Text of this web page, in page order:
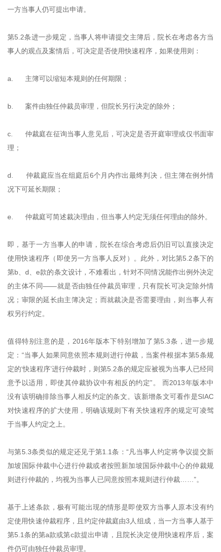
一方当事人仍可提出申请。
第5.2条进一步规定，当事人将申请提交主簿后，院长在考虑各方当
事人的观点及案情后，可决定是否使用快速程序，如果使用则：
a. 主簿可以缩短本规则的任何期限；
b. 案件由独任仲裁员审理，但院长另行决定的除外；
c. 仲裁庭在征询当事人意见后，可决定是否开庭审理或仅书面审
理；
d. 仲裁庭应当在组庭后6个月内作出最终判决，但主簿在例外情
况下可延长期限；
e. 仲裁庭可简述裁决理由，但当事人约定无须任何理由的除外。
即，基于一方当事人的申请，院长在综合考虑后仍旧可以直接决定
使用快速程序（即使另一方当事人反对）。此外，对比第5.2条下的
第b、d、e款的条文设计，不难看出，针对不同情况能作出例外决定
的主体不同——就是否由独任仲裁员审理，只有院长可决定除外情
况；审限的延长由主簿决定；而就裁决是否需要理由，则当事人有
权另行约定。
值得特别注意的是，2016年版本下特别增加了第5.3条，进一步规
定：“当事人如果同意依照本规则进行仲裁，当案件根据本第5条规
定的‘快速程序’进行仲裁时，则第5.2条的规定应被视为当事人已经同
意予以适用，即使其仲裁协议中有相反的约定”。 而2013年版本中
没有该明确排除当事人相反约定的条文。该新增条文可看作是SIAC
对快速程序的扩大使用，明确该规则下有关快速程序的规定可凌驾
于当事人约定之上。
与第5.3条类似的规定还见于第1.1条：“凡当事人约定将争议提交新
加坡国际仲裁中心进行仲裁或者按照新加坡国际仲裁中心的仲裁规
则进行仲裁的，均视为当事人已同意按照本规则进行仲裁……”。
基于上述条款，极有可能出现的情形是即使双方当事人原本没有约
定使用快速仲裁程序，且约定仲裁庭由3人组成，当一方当事人基于
第5.1条的第a款或第c款提出申请，且院长决定使用快速程序后，案
件仍可由独任仲裁员审理。